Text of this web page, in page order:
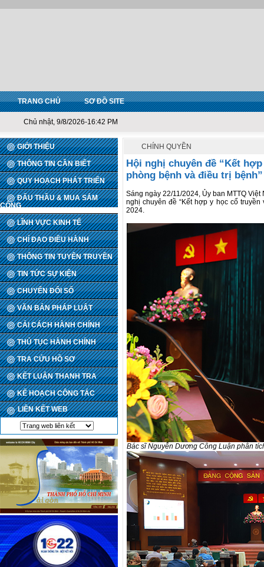
TRANG CHỦ SƠ ĐỒ SITE
Chủ nhật, 9/8/2026-16:42 PM
GIỚI THIỆU
THÔNG TIN CẦN BIẾT
QUY HOẠCH PHÁT TRIỂN
ĐẤU THẦU & MUA SẮM
CÔNG
LĨNH VỰC KINH TẾ
CHỈ ĐẠO ĐIỀU HÀNH
THÔNG TIN TUYÊN TRUYỀN
TIN TỨC SỰ KIỆN
CHUYỂN ĐỔI SỐ
VĂN BẢN PHÁP LUẬT
CẢI CÁCH HÀNH CHÍNH
THỦ TỤC HÀNH CHÍNH
TRA CỨU HỒ SƠ
KẾT LUẬN THANH TRA
KẾ HOẠCH CÔNG TÁC
LIÊN KẾT WEB
CHÍNH QUYỀN
Hội nghị chuyên đề “Kết
phòng bệnh và điều trị bệnh”
Sáng ngày 22/11/2024, Ủy ban MTTQ
nghị chuyên đề “Kết hợp y học cổ
2024.
Bác sĩ Nguyễn Dương Công Luận phân